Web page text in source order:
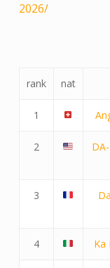
2026/
rank nat
1
2
3
4 Ka